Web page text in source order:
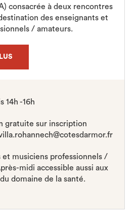
consacrée à deux rencontres
des enseignants et
/ amateurs.
14h -16h
gratuite sur inscription
et musiciens professionnels /
midi accessible aussi aux
domaine de la santé.